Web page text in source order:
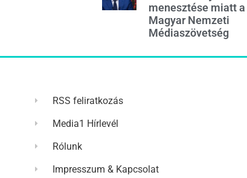
menesztése miatt a
Magyar Nemzeti
Médiaszövetség
RSS feliratkozás
Media1 Hírlevél
Rólunk
Impresszum & Kapcsolat